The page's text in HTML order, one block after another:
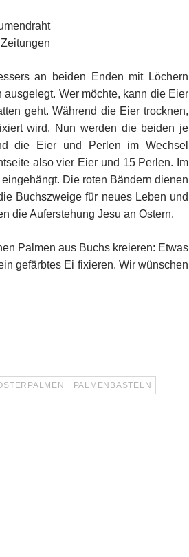
an beiden Enden mit Löchern
Wer möchte, kann die Eier
geht. Während die Eier trocknen,
wird. Nun werden die beiden je
die Eier und Perlen im Wechsel
also vier Eier und 15 Perlen. Im
Die roten Bändern dienen
Buchszweige für neues Leben und
die Auferstehung Jesu an Ostern.
Palmen aus Buchs kreieren: Etwas
gefärbtes Ei fixieren. Wir wünschen
PALMENBASTELN